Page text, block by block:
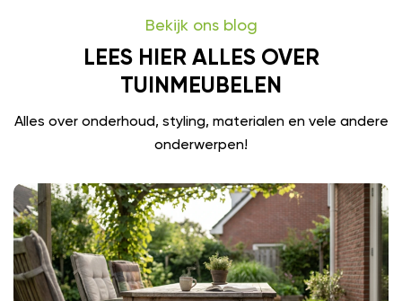
Bekijk ons blog
LEES HIER ALLES OVER
TUINMEUBELEN
Alles over onderhoud, styling, materialen en vele andere
onderwerpen!